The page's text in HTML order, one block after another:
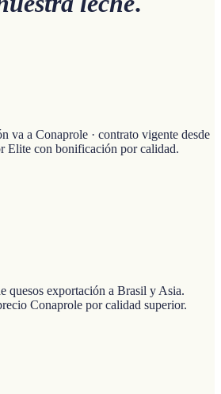
va a Conaprole · contrato vigente desde
Elite con bonificación por calidad.
quesos exportación a Brasil y Asia.
Conaprole por calidad superior.